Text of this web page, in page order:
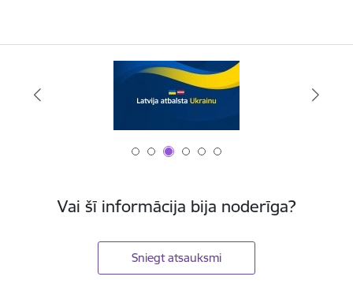
Vai šī informācija bija noderīga?
Sniegt atsauksmi